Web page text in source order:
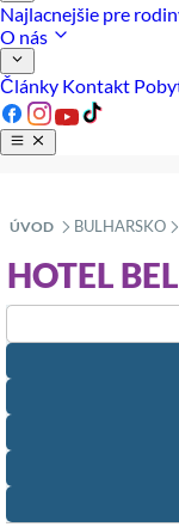
Najlacnejšie pre
O nás
Články Kontakt
ÚVOD »
BULHARSKO
HOTEL